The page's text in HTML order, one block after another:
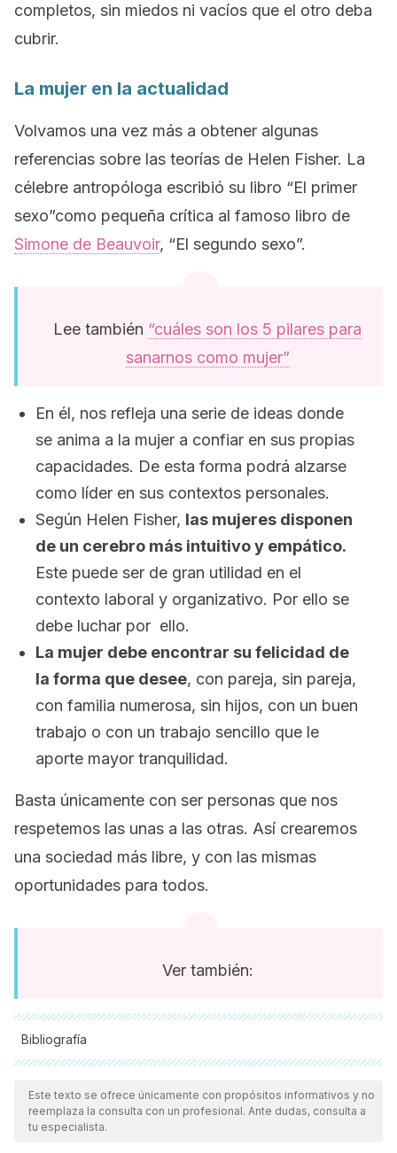
completos, sin miedos ni vacíos que el otro deba
cubrir.
La mujer en la actualidad
Volvamos una vez más a obtener algunas
referencias sobre las teorías de Helen Fisher. La
célebre antropóloga escribió su libro “El primer
sexo”como pequeña crítica al famoso libro de
Simone de Beauvoir, “El segundo sexo”.
Lee también “cuáles son los 5 pilares para
sanarnos como mujer”
En él, nos refleja una serie de ideas donde
se anima a la mujer a confiar en sus propias
capacidades. De esta forma podrá alzarse
como líder en sus contextos personales.
Según Helen Fisher, las mujeres disponen
de un cerebro más intuitivo y empático.
Este puede ser de gran utilidad en el
contexto laboral y organizativo. Por ello se
debe luchar por ello.
La mujer debe encontrar su felicidad de
la forma que desee, con pareja, sin pareja,
con familia numerosa, sin hijos, con un buen
trabajo o con un trabajo sencillo que le
aporte mayor tranquilidad.
Basta únicamente con ser personas que nos
respetemos las unas a las otras. Así crearemos
una sociedad más libre, y con las mismas
oportunidades para todos.
Ver también:
Bibliografía
Todas las fuentes citadas fueron revisadas a profundidad por
nuestro equipo, para asegurar su calidad, confiabilidad,
vigencia y validez.La bibliografía de este artículo fue
Este texto se ofrece únicamente con propósitos informativos y no
reemplaza la consulta con un profesional. Ante dudas, consulta a
tu especialista.